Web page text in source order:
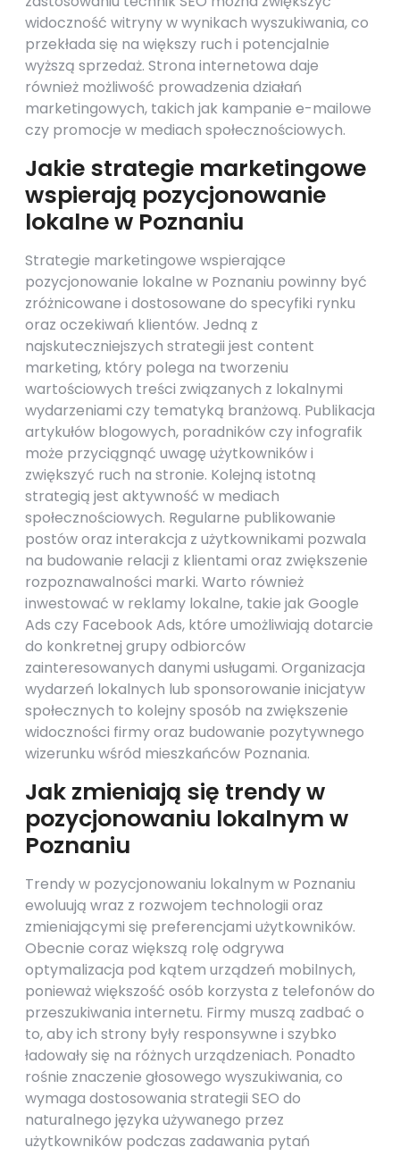
widoczność witryny w wynikach wyszukiwania, co
przekłada się na większy ruch i potencjalnie
wyższą sprzedaż. Strona internetowa daje
również możliwość prowadzenia działań
marketingowych, takich jak kampanie e-mailowe
czy promocje w mediach społecznościowych.
Jakie strategie marketingowe
wspierają pozycjonowanie
lokalne w Poznaniu
Strategie marketingowe wspierające
pozycjonowanie lokalne w Poznaniu powinny być
zróżnicowane i dostosowane do specyfiki rynku
oraz oczekiwań klientów. Jedną z
najskuteczniejszych strategii jest content
marketing, który polega na tworzeniu
wartościowych treści związanych z lokalnymi
wydarzeniami czy tematyką branżową. Publikacja
artykułów blogowych, poradników czy infografik
może przyciągnąć uwagę użytkowników i
zwiększyć ruch na stronie. Kolejną istotną
strategią jest aktywność w mediach
społecznościowych. Regularne publikowanie
postów oraz interakcja z użytkownikami pozwala
na budowanie relacji z klientami oraz zwiększenie
rozpoznawalności marki. Warto również
inwestować w reklamy lokalne, takie jak Google
Ads czy Facebook Ads, które umożliwiają dotarcie
do konkretnej grupy odbiorców
zainteresowanych danymi usługami. Organizacja
wydarzeń lokalnych lub sponsorowanie inicjatyw
społecznych to kolejny sposób na zwiększenie
widoczności firmy oraz budowanie pozytywnego
wizerunku wśród mieszkańców Poznania.
Jak zmieniają się trendy w
pozycjonowaniu lokalnym w
Poznaniu
Trendy w pozycjonowaniu lokalnym w Poznaniu
ewoluują wraz z rozwojem technologii oraz
zmieniającymi się preferencjami użytkowników.
Obecnie coraz większą rolę odgrywa
optymalizacja pod kątem urządzeń mobilnych,
ponieważ większość osób korzysta z telefonów do
przeszukiwania internetu. Firmy muszą zadbać o
to, aby ich strony były responsywne i szybko
ładowały się na różnych urządzeniach. Ponadto
rośnie znaczenie głosowego wyszukiwania, co
wymaga dostosowania strategii SEO do
naturalnego języka używanego przez
użytkowników podczas zadawania pytań